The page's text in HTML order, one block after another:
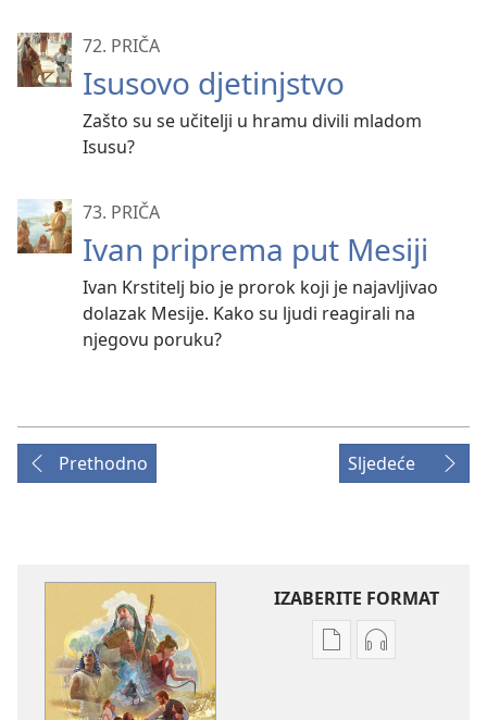
72. PRIČA
Isusovo djetinjstvo
Zašto su se učitelji u hramu divili mladom
Isusu?
73. PRIČA
Ivan priprema put Mesiji
Ivan Krstitelj bio je prorok koji je najavljivao
dolazak Mesije. Kako su ljudi reagirali na
njegovu poruku?
Prethodno Sljedeće
IZABERITE FORMAT
PostavkePostavke